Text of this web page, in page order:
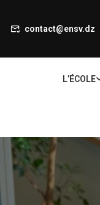
contact@ensv.dz
L’ÉCOLE